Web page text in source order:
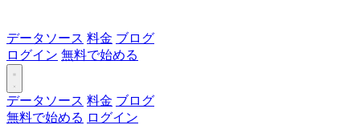
データソース 料金 ブログ
ログイン 無料で始める
データソース 料金 ブログ
無料で始める ログイン